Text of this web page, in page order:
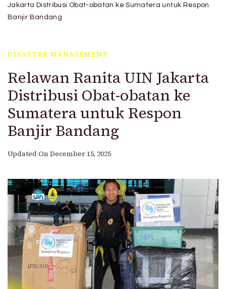
Hidayatullah Jakarta
Jakarta Distribusi Obat-obatan ke Sumatera untuk Respon
Banjir Bandang
DISASTER MANAGEMENT
Relawan Ranita UIN Jakarta
Distribusi Obat-obatan ke
Sumatera untuk Respon
Banjir Bandang
Updated On December 15, 2025